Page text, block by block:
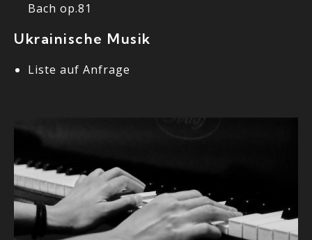
Bach op.81
Ukrainische Musik
Liste auf Anfrage